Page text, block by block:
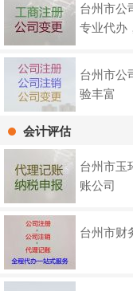
台州市公
专业代办
台州市公
验丰富
会计评估
台州市玉
账公司
台州市财